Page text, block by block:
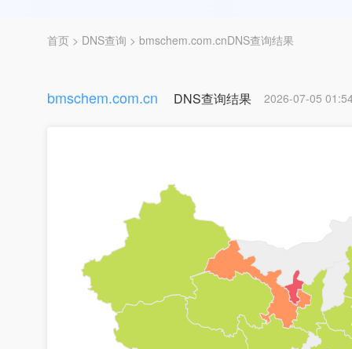
首页 > DNS查询 > bmschem.com.cnDNS查询结果
bmschem.com.cn DNS查询结果 2026-07-05